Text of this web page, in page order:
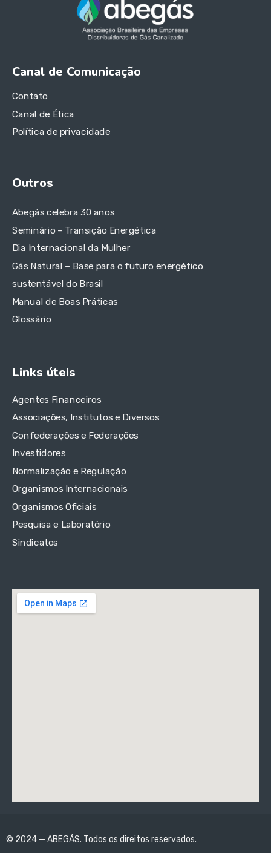
Canal de Comunicação
Contato
Canal de Ética
Política de privacidade
Outros
Abegás celebra 30 anos
Seminário – Transição Energética
Dia Internacional da Mulher
Gás Natural – Base para o futuro energético
sustentável do Brasil
Manual de Boas Práticas
Glossário
Links úteis
Agentes Financeiros
Associações, Institutos e Diversos
Confederações e Federações
Investidores
Normalização e Regulação
Organismos Internacionais
Organismos Oficiais
Pesquisa e Laboratório
Sindicatos
© 2024 — ABEGÁS. Todos os direitos reservados.